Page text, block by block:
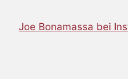
Joe Bonamassa bei